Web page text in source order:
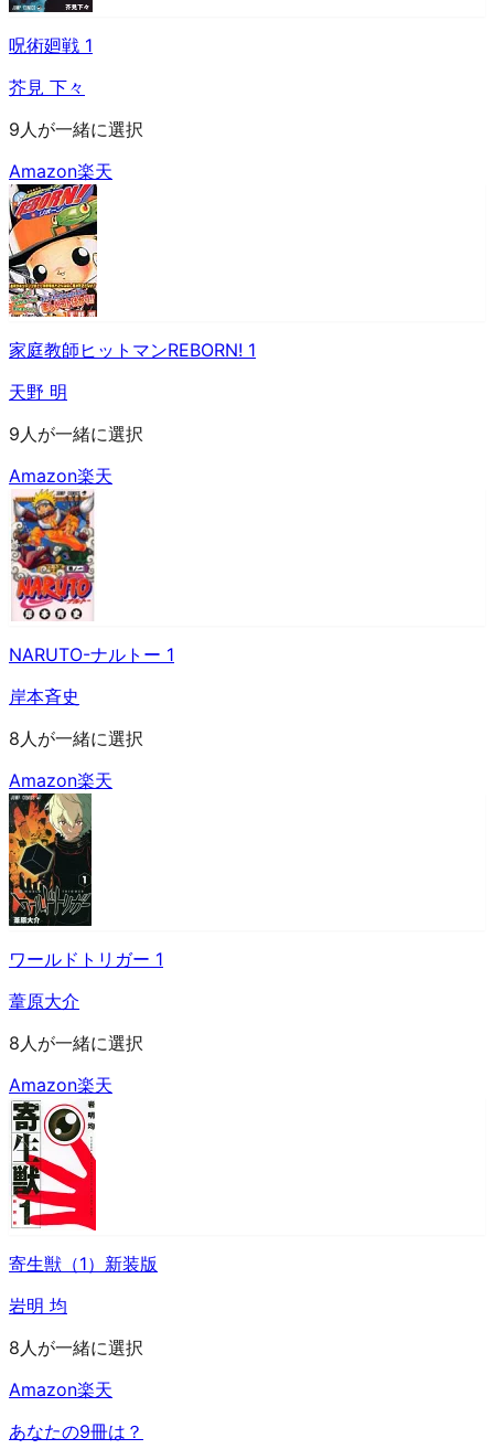
呪術廻戦 1
芥見 下々
9人が一緒に選択
Amazon楽天
家庭教師ヒットマンREBORN! 1
天野 明
9人が一緒に選択
Amazon楽天
NARUTO-ナルトー 1
岸本斉史
8人が一緒に選択
Amazon楽天
ワールドトリガー 1
葦原大介
8人が一緒に選択
Amazon楽天
寄生獣（1）新装版
岩明 均
8人が一緒に選択
Amazon楽天
あなたの9冊は？